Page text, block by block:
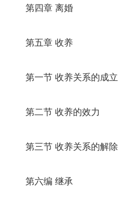
第四章 离婚
第五章 收养
第一节 收养关系的成立
第二节 收养的效力
第三节 收养关系的解除
第六编 继承